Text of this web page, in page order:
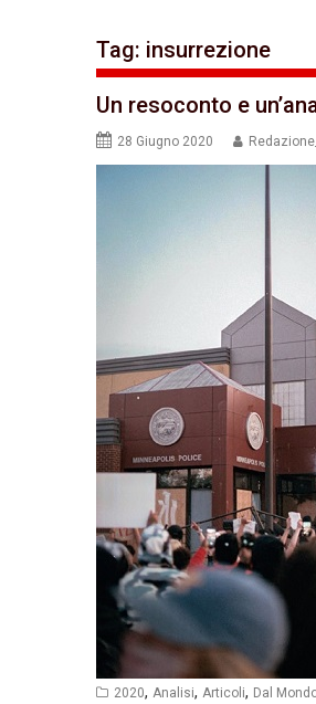
Tag: insurrezione
Un resoconto e
28 Giugno 2020
2020, Analisi, Articoli, Dal